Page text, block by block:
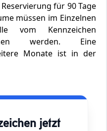
für 90 Tage
müssen im Einzelnen
vom Kennzeichen
werden. Eine
Monate ist in der
jetzt